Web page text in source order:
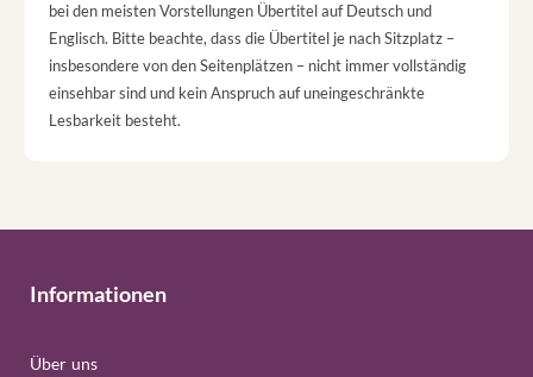
bei den meisten Vorstellungen Übertitel auf Deutsch und
Englisch. Bitte beachte, dass die Übertitel je nach Sitzplatz –
insbesondere von den Seitenplätzen – nicht immer vollständig
einsehbar sind und kein Anspruch auf uneingeschränkte
Lesbarkeit besteht.
Informationen
Über uns